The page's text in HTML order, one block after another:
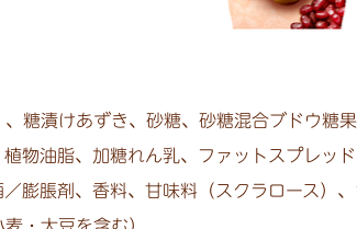
糖漬けあずき、砂糖、砂糖混合ブドウ糖
植物油脂、加糖れん乳、ファットスプレッ
膨脹剤、香料、甘味料（スクラロース）、